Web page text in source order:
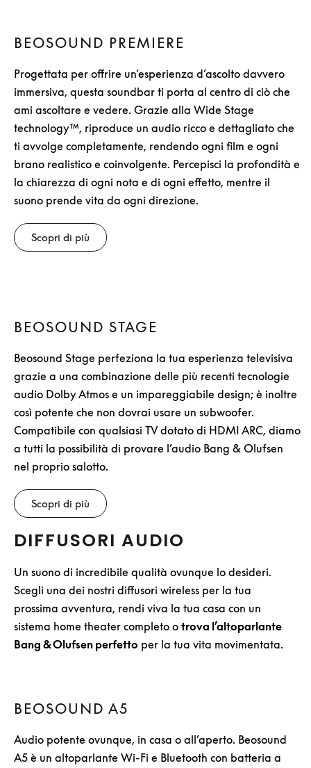
BEOSOUND PREMIERE
Progettata per offrire un’esperienza d’ascolto davvero
immersiva, questa soundbar ti porta al centro di ciò che
ami ascoltare e vedere. Grazie alla Wide Stage
technology™, riproduce un audio ricco e dettagliato che
ti avvolge completamente, rendendo ogni film e ogni
brano realistico e coinvolgente. Percepisci la profondità e
la chiarezza di ogni nota e di ogni effetto, mentre il
suono prende vita da ogni direzione.
Scopri di più
BEOSOUND STAGE
Beosound Stage perfeziona la tua esperienza televisiva
grazie a una combinazione delle più recenti tecnologie
audio Dolby Atmos e un impareggiabile design; è inoltre
così potente che non dovrai usare un subwoofer.
Compatibile con qualsiasi TV dotato di HDMI ARC, diamo
a tutti la possibilità di provare l’audio Bang & Olufsen
nel proprio salotto.
Scopri di più
DIFFUSORI AUDIO
Un suono di incredibile qualità ovunque lo desideri.
Scegli una dei nostri diffusori wireless per la tua
prossima avventura, rendi viva la tua casa con un
sistema home theater completo o trova l’altoparlante
Bang & Olufsen perfetto per la tua vita movimentata.
BEOSOUND A5
Audio potente ovunque, in casa o all’aperto. Beosound
A5 è un altoparlante Wi-Fi e Bluetooth con batteria a